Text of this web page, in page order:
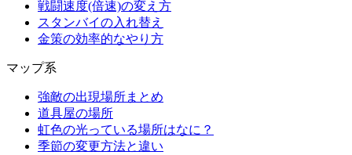
戦闘速度(倍速)の変え方
スタンバイの入れ替え
金策の効率的なやり方
マップ系
強敵の出現場所まとめ
道具屋の場所
虹色の光っている場所はなに？
季節の変更方法と違い